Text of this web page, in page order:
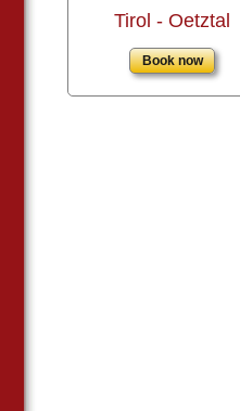
Tirol - Oetztal